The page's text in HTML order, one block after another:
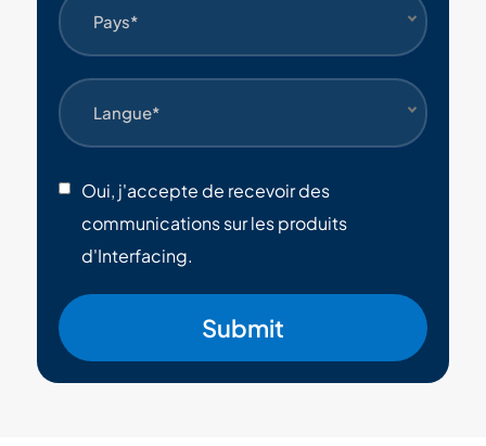
Pays*
Langue*
Oui, j'accepte de recevoir des
communications sur les produits
d'Interfacing.
Submit